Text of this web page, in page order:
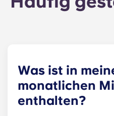
Was ist in
monatlichen
enthalten?